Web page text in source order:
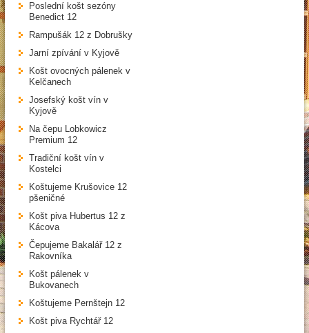
Poslední košt sezóny
Benedict 12
Rampušák 12 z Dobrušky
Jarní zpívání v Kyjově
Košt ovocných pálenek v
Kelčanech
Josefský košt vín v
Kyjově
Na čepu Lobkowicz
Premium 12
Tradiční košt vín v
Kostelci
Koštujeme Krušovice 12
pšeničné
Košt piva Hubertus 12 z
Kácova
Čepujeme Bakalář 12 z
Rakovníka
Košt pálenek v
Bukovanech
Koštujeme Pernštejn 12
Košt piva Rychtář 12